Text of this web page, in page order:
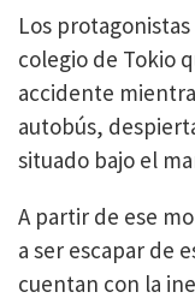
Los
colegio de Tokio
accidente
autobús,
situado bajo el
A partir de ese
a ser escapar de
cuentan con la